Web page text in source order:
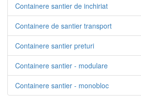
Containere santier de inchiriat
Containere de santier transport
Containere santier preturi
Containere santier - modulare
Containere santier - monobloc